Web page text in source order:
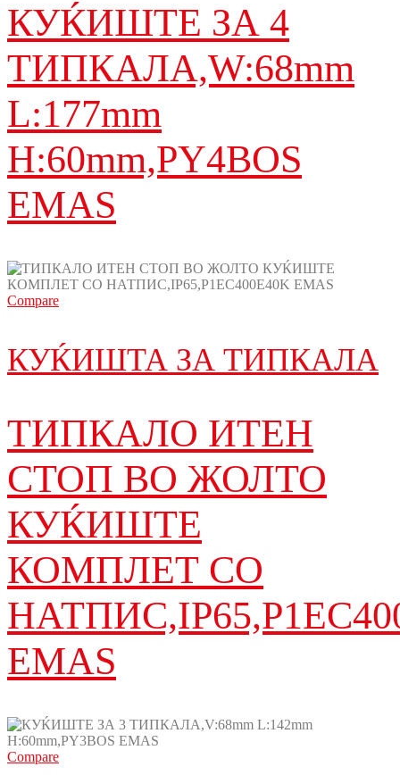
КУЌИШТЕ ЗА 4
ТИПКАЛA,W:68mm
L:177mm
H:60mm,PY4BOS
EMAS
Compare
КУЌИШТА ЗА ТИПКАЛА
ТИПКАЛО ИТЕН
СТОП ВО ЖОЛТО
КУЌИШТЕ
КОМПЛЕТ СО
EMAS
Compare